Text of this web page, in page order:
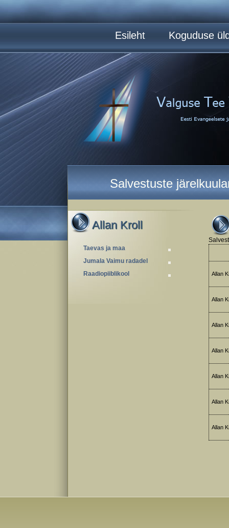
Allan Kroll
Taevas ja maa
Jumala Vaimu radadel
Raadiopiiblikool
Allan
Allan
Allan
Allan
Allan
Allan
Allan
Esileht Koguduse
Salvestuste